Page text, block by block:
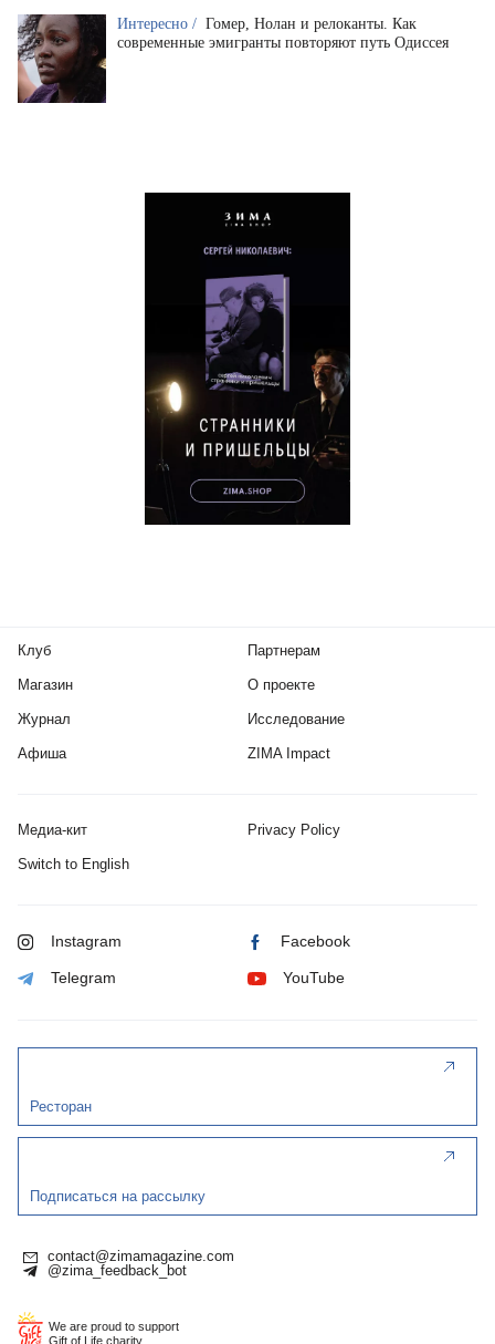
Интересно / Гомер, Нолан и релоканты. Как
современные эмигранты повторяют путь Одиссея
Клуб
Магазин
Журнал
Афиша
Партнерам
О проекте
Исследование
ZIMA Impact
Медиа-кит Privacy Policy
Switch to English
Instagram Facebook
Telegram YouTube
Ресторан
Подписаться на рассылку
contact@zimamagazine.com
@zima_feedback_bot
We are proud to support
Gift of Life charity